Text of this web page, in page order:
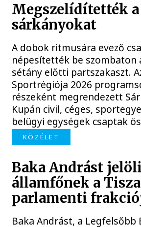
Megszelídítették a
sárkányokat
A dobok ritmusára evező
népesítették be szombaton
sétány előtti partszakaszt.
Sportrégiója 2026
részeként megrendezett
Kupán civil, céges,
belügyi egységek csaptak
KÖZÉLET
Baka Andrást jelöli
államfőnek a Tisza
parlamenti
Baka Andrást, a Legfelsőbb